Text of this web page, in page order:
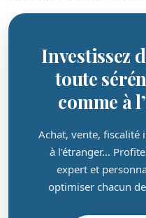
Investissez
toute
comme à
Achat, vente,
à l’étranger…
expert et
optimiser chacun